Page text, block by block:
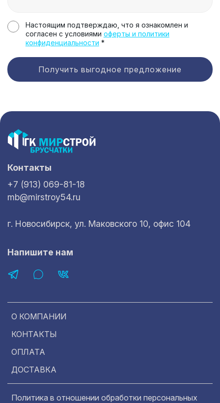
Настоящим подтверждаю, что я ознакомлен и
согласен с условиями оферты и политики
конфиденциальности *
Получить выгодное предложение
О КОМПАНИИ
КОНТАКТЫ
ОПЛАТА
ДОСТАВКА
Политика в отношении обработки персональных
Контакты
+7 (913) 069-81-18
mb@mirstroy54.ru
г. Новосибирск, ул. Маковского 10, офис 104
Напишите нам